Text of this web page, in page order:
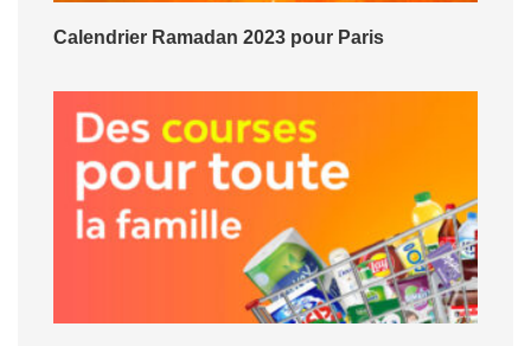
Calendrier Ramadan 2023 pour Paris